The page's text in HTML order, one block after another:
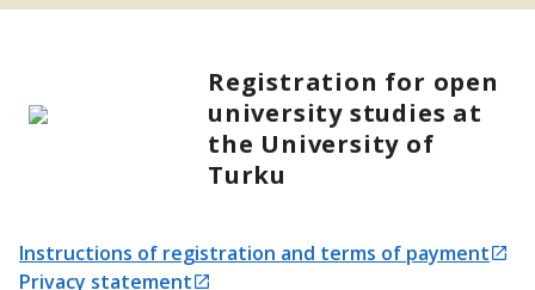
Registration for open
university studies at
the University of
Turku
Instructions of registration and terms of payment
Opens in a new tab
Privacy statement